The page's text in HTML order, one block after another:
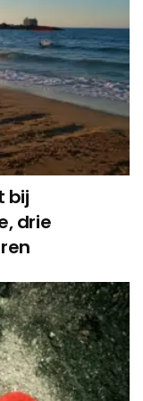
bij
drie